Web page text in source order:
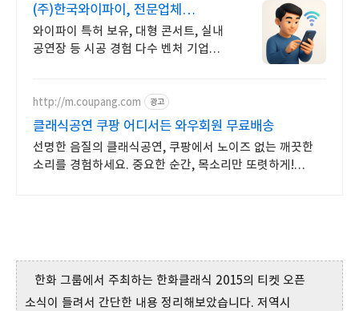
(주)한국와이파이, 전문업체
설계및구축
와이파이 특허 보유, 대형 콘서트, 실내
공연장 등 시공 경험 다수 벤처 기업
http://m.coupang.com 광고
클래식공연 쿠팡 어디서든 와우회원 무료배송
선명한 음질의 클래식공연, 쿠팡에서 노이즈 없는 깨끗한
소리를 경험하세요. 중요한 순간, 목소리만 또렷하게!
한화 그룹에서 주최하는 한화클래식 2015의 티켓 오픈
소식이 들려서 간단한 내용 정리해보았습니다. 저역시